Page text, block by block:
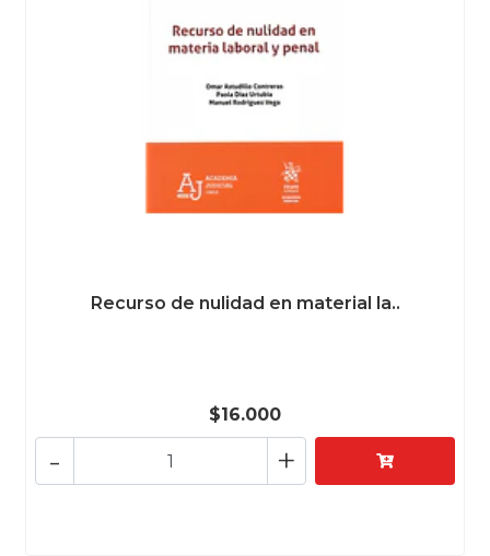
Recurso de nulidad en material la..
$16.000
+
-